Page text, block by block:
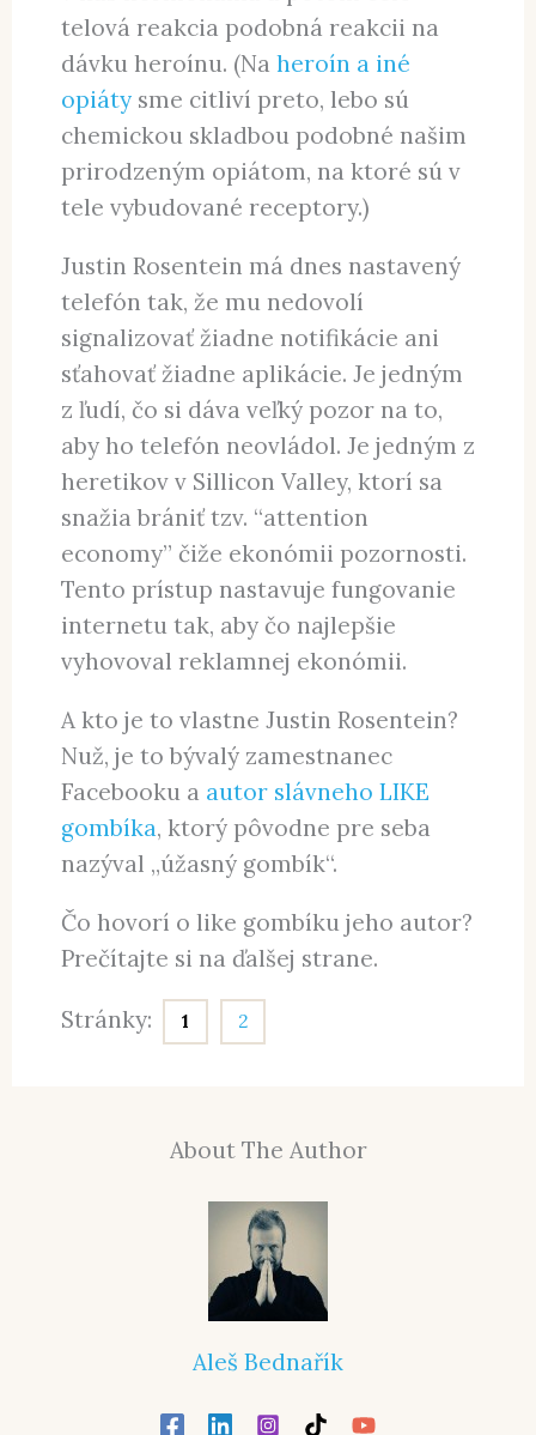
telová reakcia podobná reakcii na
dávku heroínu. (Na heroín a iné
opiátysme citliví preto, lebo sú
chemickou skladbou podobné našim
prirodzeným opiátom, na ktoré sú v
tele vybudované receptory.)
Justin Rosentein má dnes nastavený
telefón tak, že mu nedovolí
signalizovať žiadne notifikácie ani
sťahovať žiadne aplikácie. Je jedným
z ľudí, čo si dáva veľký pozor na to,
aby ho telefón neovládol. Je jedným z
heretikov v Sillicon Valley, ktorí sa
snažia brániť tzv. “attention
economy” čiže ekonómii pozornosti.
Tento prístup nastavuje fungovanie
internetu tak, aby čo najlepšie
vyhovoval reklamnej ekonómii.
A kto je to vlastne Justin Rosentein?
Nuž, je to bývalý zamestnanec
Facebooku a autor slávneho LIKE
gombíka, ktorý pôvodne pre seba
nazýval „úžasný gombík“.
Čo hovorí o like gombíku jeho autor?
Prečítajte si na ďalšej strane.
Stránky: 1 2
About The Author
Aleš Bednařík